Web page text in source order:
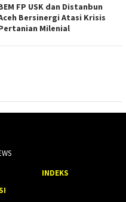
FP USK dan Distanbun
Bersinergi Atasi Krisis
Milenial
INDEKS